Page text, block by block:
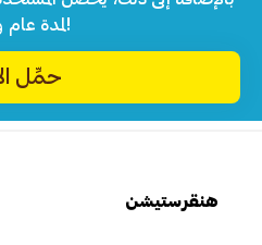
لمدة عام واحد!
حمِّل
هنقرستيشن